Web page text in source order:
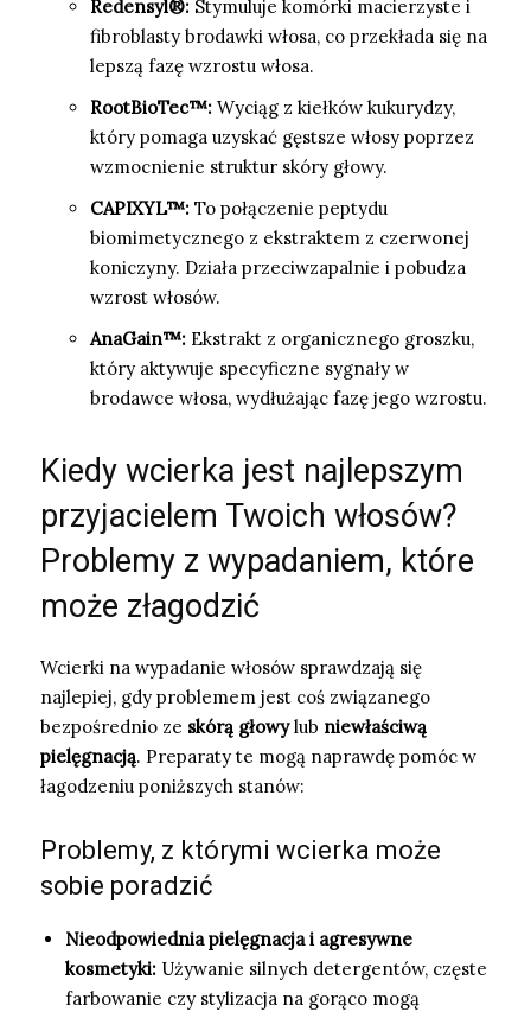
Redensyl®: Stymuluje komórki macierzyste i
fibroblasty brodawki włosa, co przekłada się na
lepszą fazę wzrostu włosa.
RootBioTec™: Wyciąg z kiełków kukurydzy,
który pomaga uzyskać gęstsze włosy poprzez
wzmocnienie struktur skóry głowy.
CAPIXYL™: To połączenie peptydu
biomimetycznego z ekstraktem z czerwonej
koniczyny. Działa przeciwzapalnie i pobudza
wzrost włosów.
AnaGain™: Ekstrakt z organicznego groszku,
który aktywuje specyficzne sygnały w
brodawce włosa, wydłużając fazę jego wzrostu.
Kiedy wcierka jest najlepszym
przyjacielem Twoich włosów?
Problemy z wypadaniem, które
może złagodzić
Wcierki na wypadanie włosów sprawdzają się
najlepiej, gdy problemem jest coś związanego
bezpośrednio ze skórą głowylub niewłaściwą
pielęgnacją. Preparaty te mogą naprawdę pomóc w
łagodzeniu poniższych stanów:
Problemy, z którymi wcierka może
sobie poradzić
Nieodpowiednia pielęgnacja i agresywne
kosmetyki: Używanie silnych detergentów, częste
farbowanie czy stylizacja na gorąco mogą